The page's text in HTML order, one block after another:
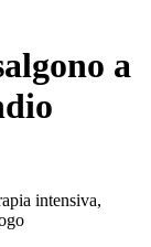
a
intensiva,